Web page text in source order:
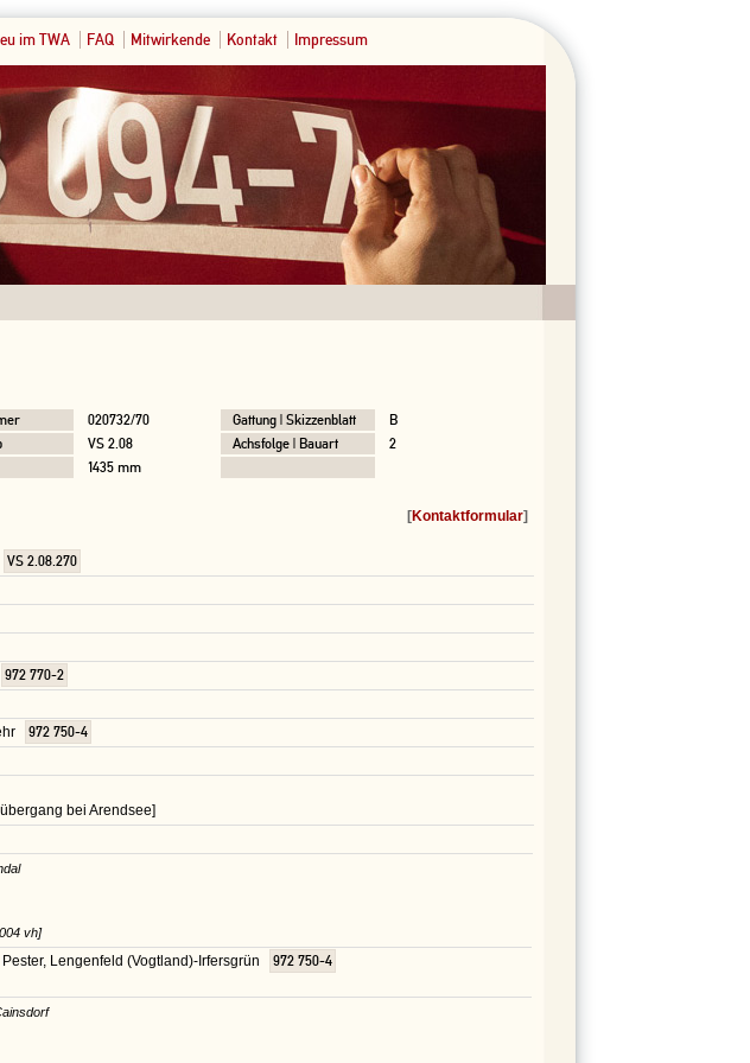
im TWA FAQ Mitwirkende Kontakt Impressum
020732/70 Gattung | Skizzenblatt
B
VS 2.08 Achsfolge | Bauart
2
1435 mm
[Kontaktformular]
VS 2.08.270
972 770-2
972 750-4
bei Arendsee]
vh]
Lengenfeld (Vogtland)-Irfersgrün
972 750-4